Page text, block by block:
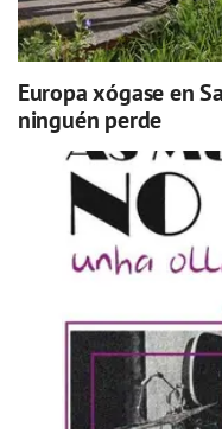
Europa xógase en
ninguén perde